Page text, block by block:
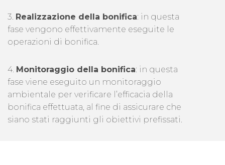
3. Realizzazione della bonifica: in questa
fase vengono effettivamente eseguite le
operazioni di bonifica.
4. Monitoraggio della bonifica: in questa
fase viene eseguito un monitoraggio
ambientale per verificare l’efficacia della
bonifica effettuata, al fine di assicurare che
siano stati raggiunti gli obiettivi prefissati.